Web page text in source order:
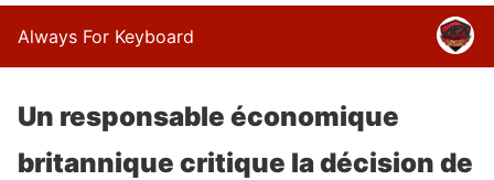
Always For Keyboard
Un responsable économique
britannique critique la décision de